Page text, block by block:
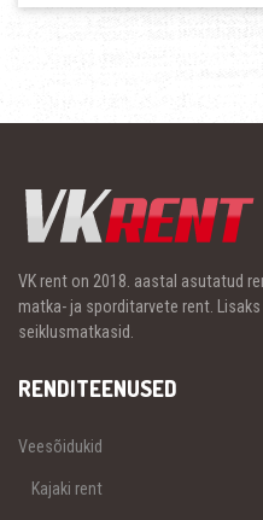
VK rent on 2018. aastal asutatud
matka- ja sporditarvete rent.
seiklusmatkasid.
RENDITEENUSED
Veesõidukid
Kajaki rent